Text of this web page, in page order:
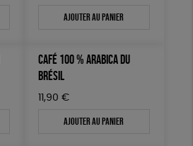
Ajouter au panier
CAFÉ 100 % ARABICA DU
BRÉSIL
11,90 €
Ajouter au panier